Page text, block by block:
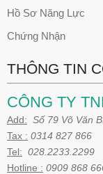
Hồ Sơ Năng Lực
Chứng Nhận
THÔNG TIN
CÔNG TY
Add: Số 79 Võ Văn
Tax : 0314 827 866
Tel: 028.2233.2299
Hotline : 0909 868